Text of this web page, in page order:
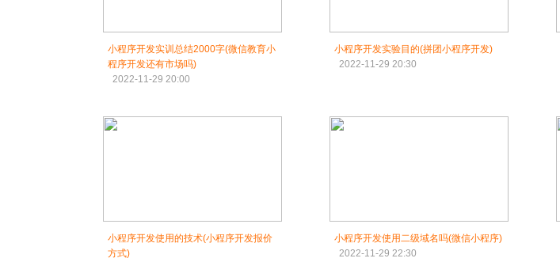
小程序开发实训总结2000字(微信教育小
程序开发还有市场吗)
2022-11-29 20:00
小程序开发实验目的(拼团小程序开发)
2022-11-29 20:30
小程序开发使用的技术(小程序开发报价
方式)
小程序开发使用二级域名吗(微信小程序)
2022-11-29 22:30